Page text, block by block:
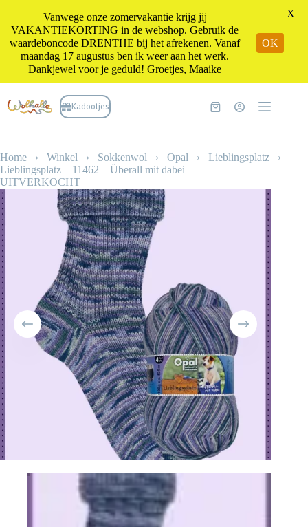
naar
de
Kadootjes Winkelwagen
Home › Winkel › Sokkenwol › Opal › Lieblingsplatz ›
Lieblingsplatz – 11462 – Überall mit dabei
UITVERKOCHT
Vanwege onze zomervakantie krijg jij
VAKANTIEKORTING in de webshop. Gebruik de
waardeboncode DRENTHE bij het afrekenen. Vanaf
maandag 17 augustus ben ik weer aan het werk.
Dankjewel voor je geduld! Groetjes, Maaike
OK
X